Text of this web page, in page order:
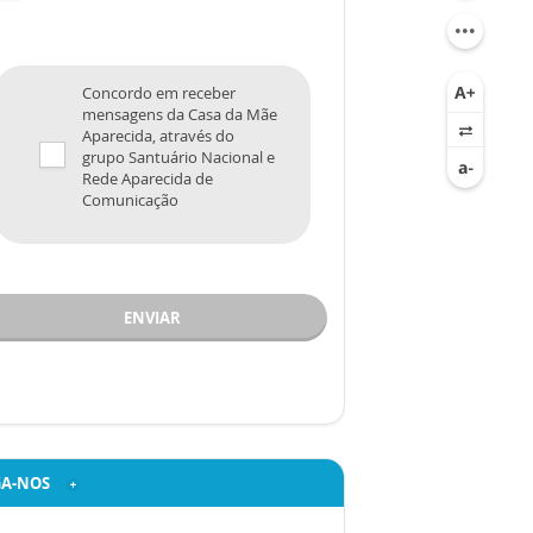
Concordo em receber
mensagens da Casa da Mãe
Aparecida, através do
grupo Santuário Nacional e
Rede Aparecida de
Comunicação
ENVIAR
NOS